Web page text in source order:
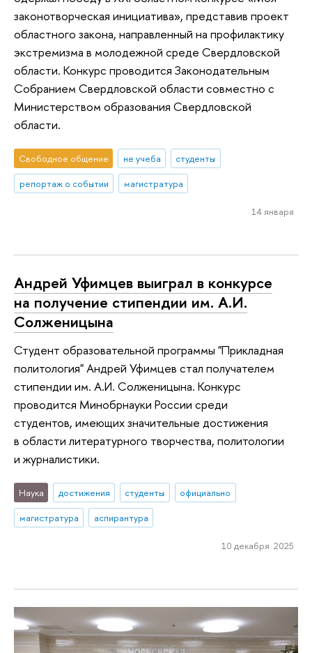
законотворческая инициатива», представив проект
областного закона, направленный на профилактику
экстремизма в молодежной среде Свердловской
области. Конкурс проводится Законодательным
Собранием Свердловской области совместно с
Министерством образования Свердловской
области.
Свободное общение не учеба
студенты
репортаж о событии
магистратура
14 января
Андрей Уфимцев выиграл в конкурсе
на получение стипендии им. А.И.
Солженицына
Студент образовательной программы "Прикладная
политология" Андрей Уфимцев стал получателем
стипендии им. А.И. Солженицына. Конкурс
проводится Минобрнауки России среди
студентов, имеющих значительные достижения
в области литературного творчества, политологии
и журналистики.
Наука достижения студенты
официально
магистратура
аспирантура
10 декабря 2025